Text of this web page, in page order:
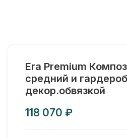
Era Premium
средний и
декор.обвязкой
₽